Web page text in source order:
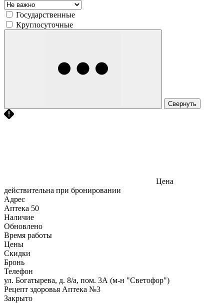
Государственные
Круглосуточные
Свернуть
Цена
действительна при бронировании
Адрес
Аптека 50
Наличие
Обновлено
Время работы
Цены
Скидки
Бронь
Телефон
ул. Богатырева, д. 8/а, пом. 3А (м-н "Светофор")
Рецепт здоровья Аптека №3
Закрыто